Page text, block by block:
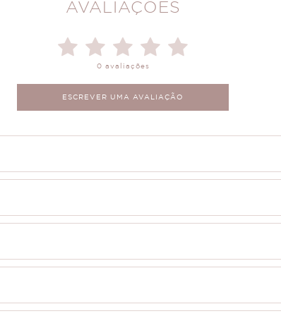
AVALIAÇÕES
0 avaliações
ESCREVER UMA AVALIAÇÃO